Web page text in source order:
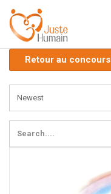
Retour au concours